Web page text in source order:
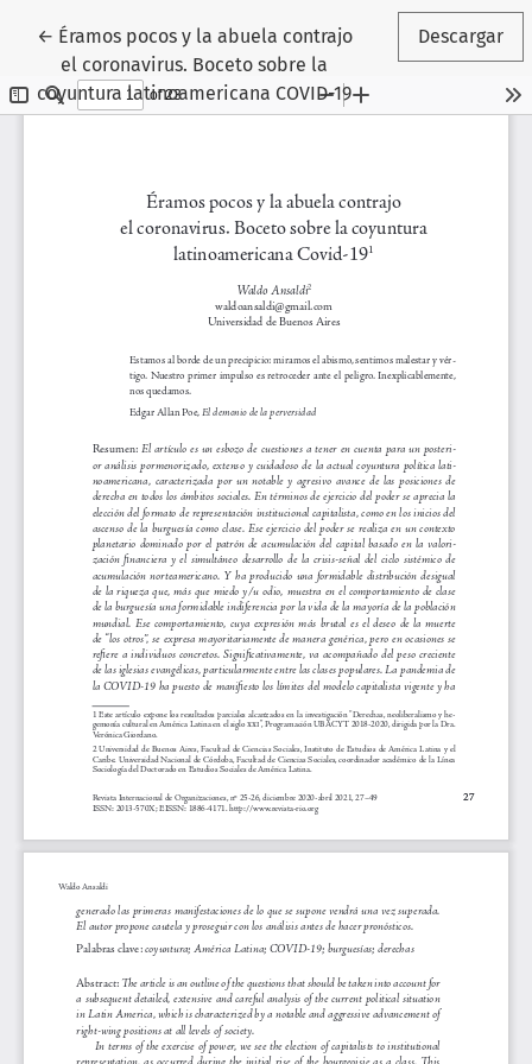
← Volver a los detalles del artículo
Éramos pocos y la abuela contrajo
el coronavirus. Boceto sobre la
coyuntura latinoamericana COVID-19
Descargar